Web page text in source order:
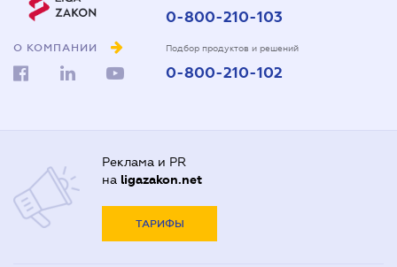
О КОМПАНИИ
0-800-210-103
Подбор продуктов и решений
0-800-210-102
Реклама и PR
на ligazakon.net
ТАРИФЫ